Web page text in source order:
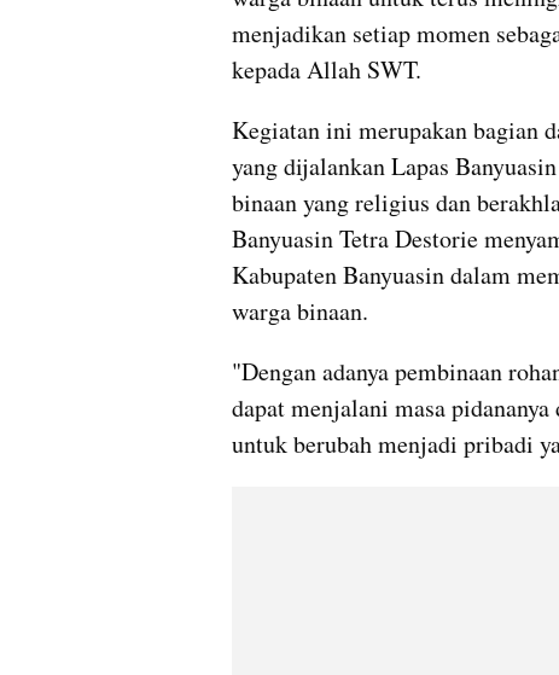
menjadikan setiap momen
kepada Allah SWT.
Kegiatan ini merupakan bagian
yang dijalankan Lapas
binaan yang religius dan
Banyuasin Tetra Destorie
Kabupaten Banyuasin dalam
warga binaan.
"Dengan adanya pembinaan
dapat menjalani masa pidananya
untuk berubah menjadi pribadi